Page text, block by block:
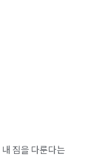
짐을 다룬다는